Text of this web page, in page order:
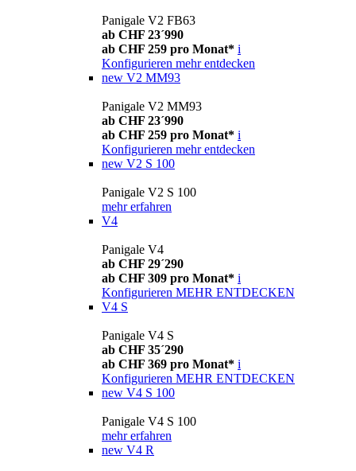
Panigale V2 FB63
ab CHF 23´990
ab CHF 259 pro Monat* i
Konfigurieren mehr entdecken
new V2 MM93
Panigale V2 MM93
ab CHF 23´990
ab CHF 259 pro Monat* i
Konfigurieren mehr entdecken
new V2 S 100
Panigale V2 S 100
mehr erfahren
V4
Panigale V4
ab CHF 29´290
ab CHF 309 pro Monat* i
Konfigurieren MEHR ENTDECKEN
V4 S
Panigale V4 S
ab CHF 35´290
ab CHF 369 pro Monat* i
Konfigurieren MEHR ENTDECKEN
new V4 S 100
Panigale V4 S 100
mehr erfahren
new V4 R